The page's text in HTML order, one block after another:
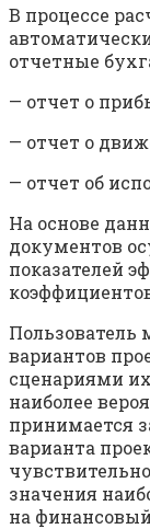
В процессе
отчетные
— отчет о
— отчет о
— отчет об
На основе
документов
показателей
Пользователь
вариантов
сценариями
наиболее
принима­ется
варианта
значения
на